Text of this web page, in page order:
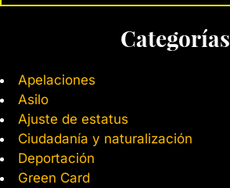
Categorías
Apelaciones
Asilo
Ajuste de estatus
Ciudadanía y naturalización
Deportación
Green Card